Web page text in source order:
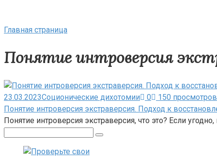
Главная страница
Понятие интроверсия
23.03.2023Соционические дихотомии 0
150 просмотров
Понятие интроверсия экстраверсия. Подход к
Понятие интроверсия экстраверсия, что это? Если